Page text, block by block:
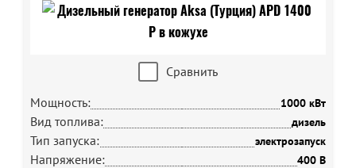
Сравнить
Мощность:
1000 кВт
Вид топлива: дизель
Тип запуска: электрозапуск
Напряжение: 400 В